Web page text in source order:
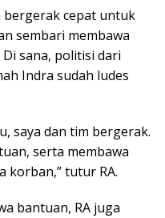
bergerak cepat untuk
sembari membawa
sana, politisi dari
Indra sudah ludes
saya dan tim bergerak.
serta membawa
korban,” tutur RA.
bantuan, RA juga